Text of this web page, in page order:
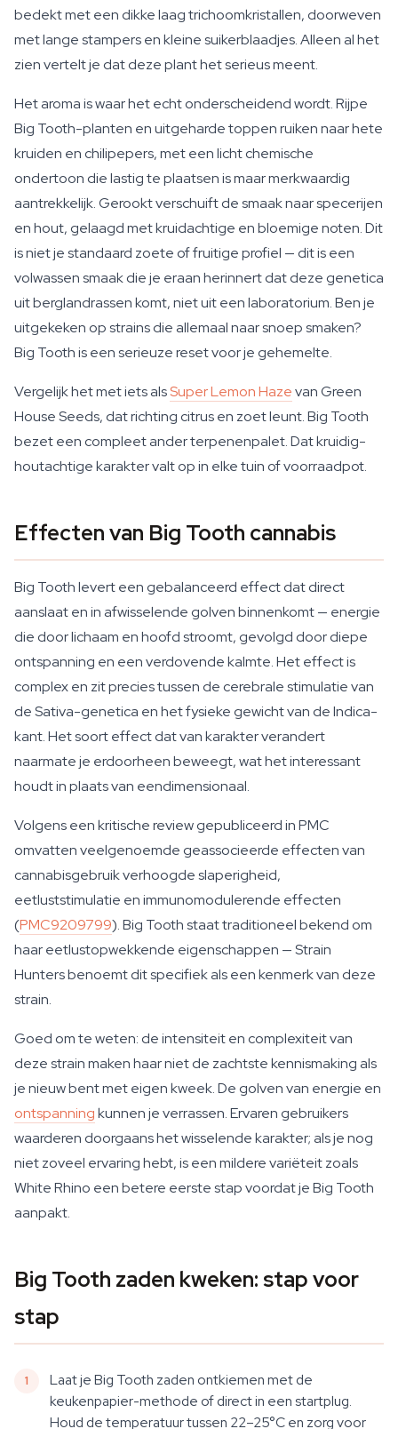
bedekt met een dikke laag trichoomkristallen, doorweven
met lange stampers en kleine suikerblaadjes. Alleen al het
zien vertelt je dat deze plant het serieus meent.
Het aroma is waar het echt onderscheidend wordt. Rijpe
Big Tooth-planten en uitgeharde toppen ruiken naar hete
kruiden en chilipepers, met een licht chemische
ondertoon die lastig te plaatsen is maar merkwaardig
aantrekkelijk. Gerookt verschuift de smaak naar specerijen
en hout, gelaagd met kruidachtige en bloemige noten. Dit
is niet je standaard zoete of fruitige profiel — dit is een
volwassen smaak die je eraan herinnert dat deze genetica
uit berglandrassen komt, niet uit een laboratorium. Ben je
uitgekeken op strains die allemaal naar snoep smaken?
Big Tooth is een serieuze reset voor je gehemelte.
Vergelijk het met iets alsSuper Lemon Hazevan Green
House Seeds, dat richting citrus en zoet leunt. Big Tooth
bezet een compleet ander terpenenpalet. Dat kruidig-
houtachtige karakter valt op in elke tuin of voorraadpot.
Effecten van Big Tooth cannabis
Big Tooth levert een gebalanceerd effect dat direct
aanslaat en in afwisselende golven binnenkomt — energie
die door lichaam en hoofd stroomt, gevolgd door diepe
ontspanning en een verdovende kalmte. Het effect is
complex en zit precies tussen de cerebrale stimulatie van
de Sativa-genetica en het fysieke gewicht van de Indica-
kant. Het soort effect dat van karakter verandert
naarmate je erdoorheen beweegt, wat het interessant
houdt in plaats van eendimensionaal.
Volgens een kritische review gepubliceerd in PMC
omvatten veelgenoemde geassocieerde effecten van
cannabisgebruik verhoogde slaperigheid,
eetluststimulatie en immunomodulerende effecten
(PMC9209799). Big Tooth staat traditioneel bekend om
haar eetlustopwekkende eigenschappen — Strain
Hunters benoemt dit specifiek als een kenmerk van deze
strain.
Goed om te weten: de intensiteit en complexiteit van
deze strain maken haar niet de zachtste kennismaking als
je nieuw bent met eigen kweek. De golven van energie en
ontspanningkunnen je verrassen. Ervaren gebruikers
waarderen doorgaans het wisselende karakter; als je nog
niet zoveel ervaring hebt, is een mildere variëteit zoals
White Rhino een betere eerste stap voordat je Big Tooth
aanpakt.
Big Tooth zaden kweken: stap voor
stap
Laat je Big Tooth zaden ontkiemen met de
keukenpapier-methode of direct in een startplug.
Houd de temperatuur tussen 22–25°C en zorg voor